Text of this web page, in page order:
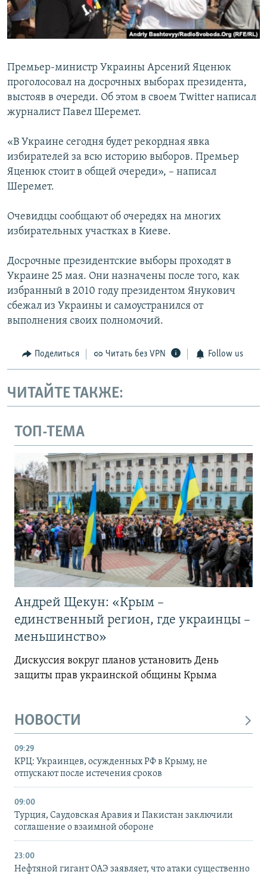
ПОБЕДИТЕЛЕЙ НЕ СУДЯТ?
КРЫМ.НЕПОКОРЕННЫЙ
УКРАИНСКАЯ ПРОБЛЕМА КРЫМА
ПРИСОЕДИНЯЙТЕСЬ!
Премьер-министр Украины Арсений Яценюк
проголосовал на досрочных выборах президента,
выстояв в очереди. Об этом в своем Twitter написал
журналист Павел Шеремет.
«В Украине сегодня будет рекордная явка
избирателей за всю историю выборов. Премьер
Яценюк стоит в общей очереди», – написал
Шеремет.
Очевидцы сообщают об очередях на многих
избирательных участках в Киеве.
Досрочные президентские выборы проходят в
Украине 25 мая. Они назначены после того, как
избранный в 2010 году президентом Янукович
сбежал из Украины и самоустранился от
выполнения своих полномочий.
Поделиться Читать без VPN Follow us
ЧИТАЙТЕ ТАКЖЕ:
ТОП-ТЕМА
Андрей Щекун: «Крым –
единственный регион, где украинцы –
меньшинство»
Дискуссия вокруг планов установить День
защиты прав украинской общины Крыма
НОВОСТИ
09:29
КРЦ: Украинцев, осужденных РФ в Крыму, не
отпускают после истечения сроков
09:00
Турция, Саудовская Аравия и Пакистан заключили
соглашение о взаимной обороне
23:00
Нефтяной гигант ОАЭ заявляет, что атаки существенно